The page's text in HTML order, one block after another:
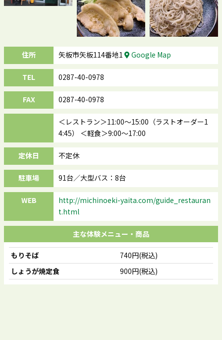
住所 矢板市矢板114番地1 Google Map
TEL 0287-40-0978
FAX 0287-40-0978
＜レストラン＞11:00～15:00（ラストオーダー1
4:45） ＜軽食＞9:00～17:00
定休日 不定休
駐車場 91台／大型バス：8台
WEB
http://michinoeki-yaita.com/guide_restauran
t.html
主な体験メニュー・商品
もりそば
740円(税込)
しょうが焼定食
900円(税込)